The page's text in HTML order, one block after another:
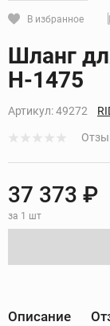
В избранное
Кликните,
Шланг
Н-1475
Артикул:49272
37 373 ₽
за 1 шт
Описание